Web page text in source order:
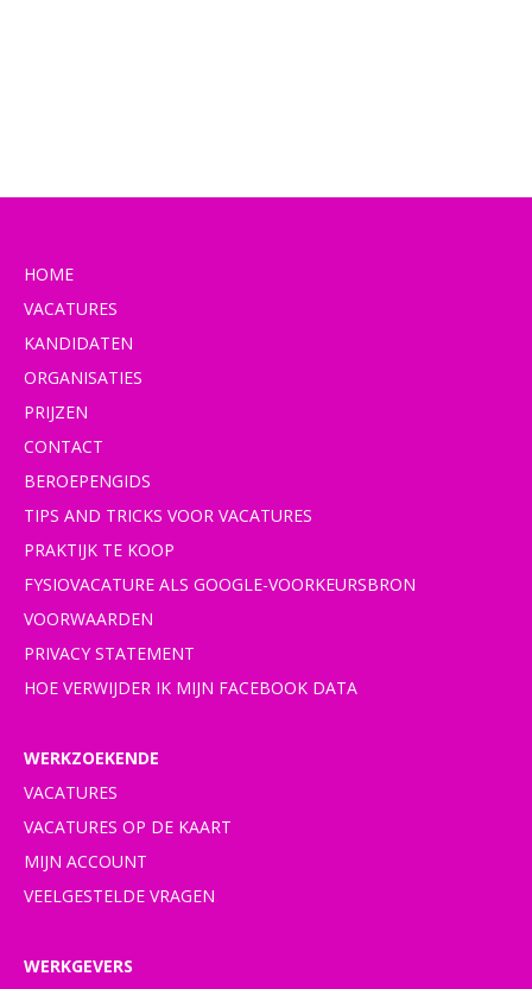
HOME
VACATURES
KANDIDATEN
ORGANISATIES
PRIJZEN
CONTACT
BEROEPENGIDS
TIPS AND TRICKS VOOR VACATURES
PRAKTIJK TE KOOP
FYSIOVACATURE ALS GOOGLE-VOORKEURSBRON
VOORWAARDEN
PRIVACY STATEMENT
HOE VERWIJDER IK MIJN FACEBOOK DATA
WERKZOEKENDE
VACATURES
VACATURES OP DE KAART
MIJN ACCOUNT
VEELGESTELDE VRAGEN
WERKGEVERS